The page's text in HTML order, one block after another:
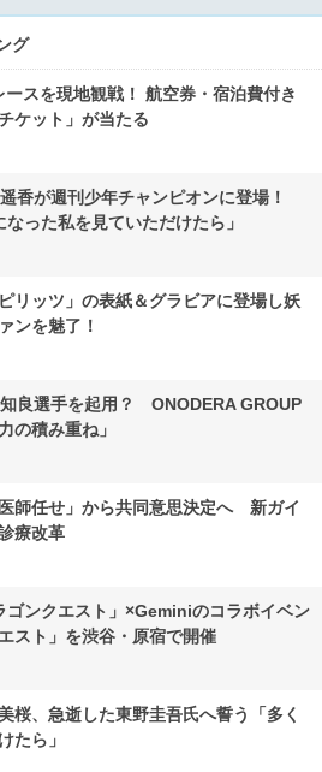
グ
スを現地観戦！ 航空券・宿泊費付き
ケット」が当たる
香が週刊少年チャンピオンに登場！
なった私を見ていただけたら」
リッツ」の表紙＆グラビアに登場し妖
ンを魅了！
良選手を起用？ ONODERA GROUP
の積み重ね」
師任せ」から共同意思決定へ 新ガイ
療改革
ンクエスト」×Geminiのコラボイベン
スト」を渋谷・原宿で開催
桜、急逝した東野圭吾氏へ誓う「多く
たら」